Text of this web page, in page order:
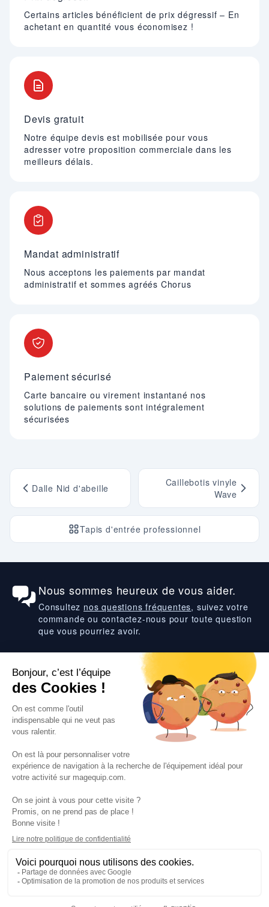
Certains articles bénéficient de prix dégressif – En
achetant en quantité vous économisez !
Devis gratuit
Notre équipe devis est mobilisée pour vous
adresser votre proposition commerciale dans les
meilleurs délais.
Mandat administratif
Nous acceptons les paiements par mandat
administratif et sommes agréés Chorus
Paiement sécurisé
Carte bancaire ou virement instantané nos
solutions de paiements sont intégralement
sécurisées
Dalle Nid d'abeille
Tapis d'entrée professionnel
Caillebotis vinyle
Wave
Nous sommes heureux de vous aider.
Consultez nos questions fréquentes, suivez votre
commande ou contactez-nous pour toute question
que vous pourriez avoir.
Suivez-nous
VOS SERVICES
VOS DEMANDES
NOTRE SOCIETE
CGV Données personnelles Prix euro HT
Nos partenaires·Guides et conseils